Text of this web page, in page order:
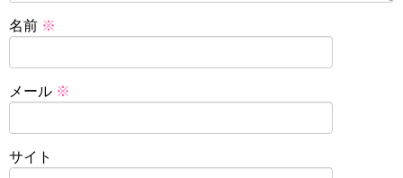
名前 ※
メール ※
サイト